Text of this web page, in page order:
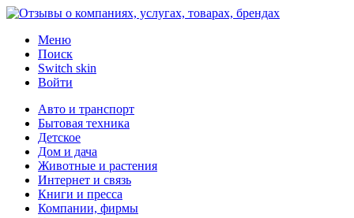
Меню
Поиск
Switch skin
Войти
Авто и транспорт
Бытовая техника
Детское
Дом и дача
Животные и растения
Интернет и связь
Книги и пресса
Компании, фирмы